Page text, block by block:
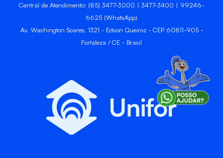
Central de Atendimento: (85) 3477-3000 | 3477-3400 | 99246-
6625 (WhatsApp)
Av. Washington Soares, 1321 - Edson Queiroz - CEP 60811-905 -
Fortaleza / CE - Brasil